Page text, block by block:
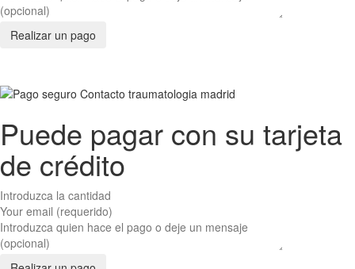
Puede pagar con su tarjeta
de crédito